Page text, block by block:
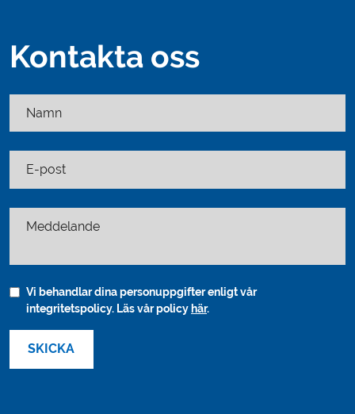
Kontakta oss
Namn
E-post
Vi behandlar dina personuppgifter enligt vår
integritetspolicy. Läs vår policy här.